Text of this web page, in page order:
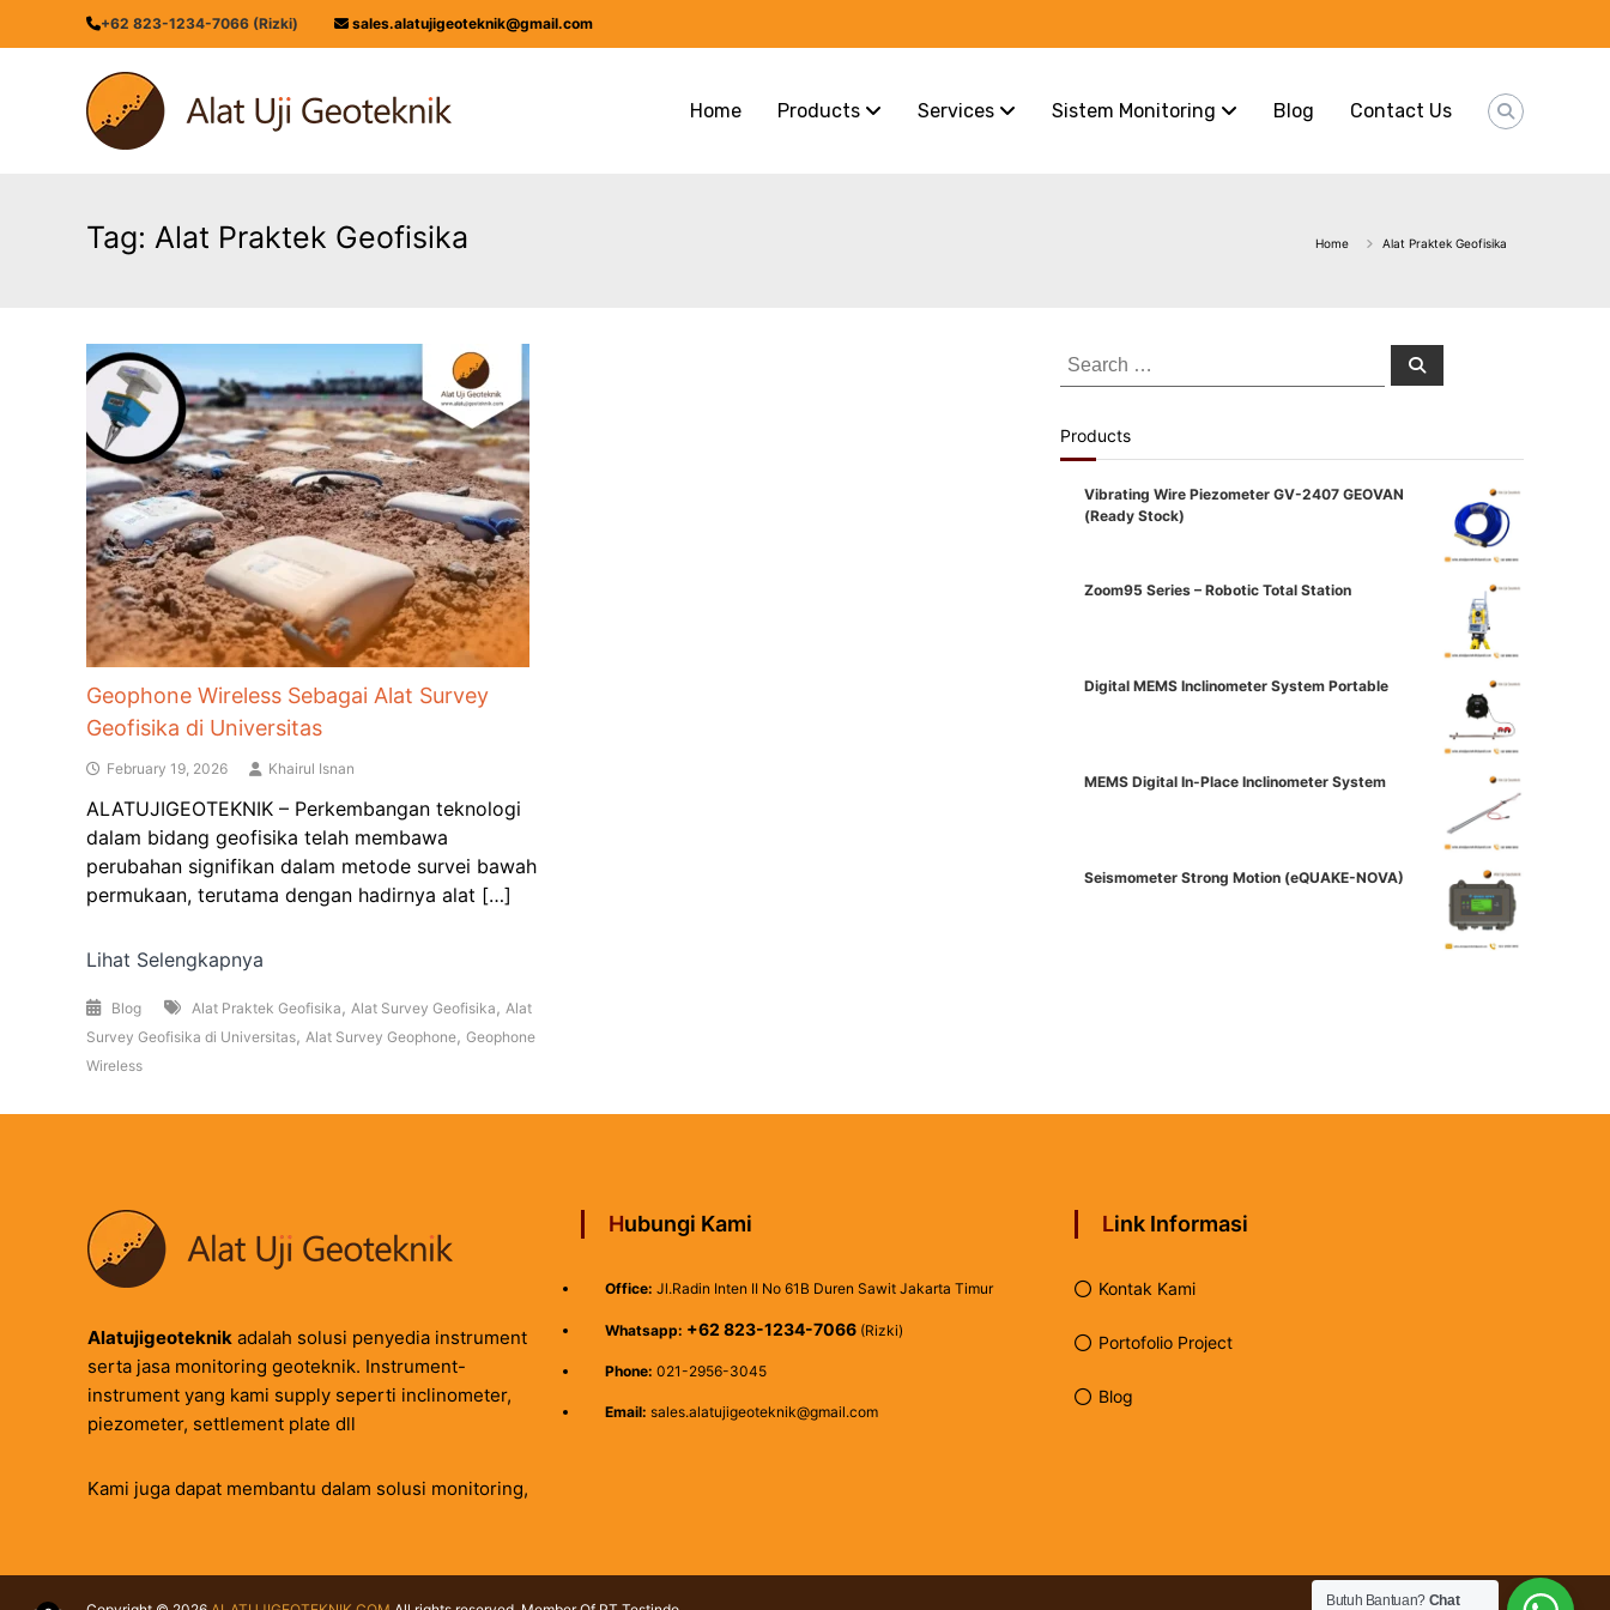
to
+62 823-1234-7066 (Rizki) sales.alatujigeoteknik@gmail.com
ALATUJIGEOTEKNIK.COM
DISTRIBUTOR
INSTRUMENT
MONITORING
GEOTEKNIK
Home Products Services Sistem Monitoring Blog Contact Us
Tag: Alat Praktek Geofisika Home Alat Praktek Geofisika
Geophone Wireless Sebagai Alat Survey
Geofisika di Universitas
February 19, 2026 Khairul Isnan
ALATUJIGEOTEKNIK – Perkembangan teknologi
dalam bidang geofisika telah membawa
perubahan signifikan dalam metode survei bawah
permukaan, terutama dengan hadirnya alat […]
Lihat Selengkapnya
Blog Alat Praktek Geofisika , Alat Survey Geofisika , Alat
Survey Geofisika di Universitas, Alat Survey Geophone, Geophone
Wireless
Search
for:
Search
Products
Vibrating Wire Piezometer GV-2407 GEOVAN
(Ready Stock)
Zoom95 Series – Robotic Total Station
Digital MEMS Inclinometer System Portable
MEMS Digital In-Place Inclinometer System
Seismometer Strong Motion (eQUAKE-NOVA)
Alatujigeoteknik adalah solusi penyedia instrument
serta jasa monitoring geoteknik. Instrument-
instrument yang kami supply seperti inclinometer,
piezometer, settlement plate dll
Kami juga dapat membantu dalam solusi monitoring,
Hubungi Kami
Office: Jl.Radin Inten II No 61B Duren Sawit Jakarta Timur
Whatsapp: +62 823-1234-7066 (Rizki)
Phone: 021-2956-3045
Email: sales.alatujigeoteknik@gmail.com
Link Informasi
Kontak Kami
Portofolio Project
Blog
Butuh Bantuan? Chat